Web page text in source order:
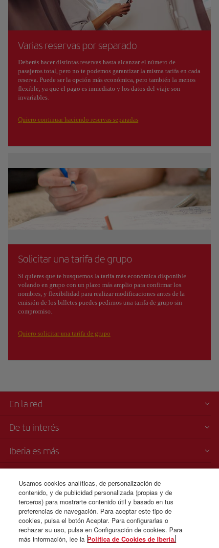
Varias reservas por separado
Deberás hacer distintas reservas hasta alcanzar el número de
pasajeros total, pero no te podemos garantizar la misma tarifa en cada
reserva. Puede ser la opción más económica, pero también la menos
flexible, ya que el pago es inmediato y los datos del viaje son
invariables.
Quiero continuar haciendo reservas separadas
Solicitar una tarifa de grupo
Si quieres que te busquemos la tarifa más económica disponible
volando en grupo con un plazo más amplio para confirmar los
nombres, y flexibilidad para realizar modificaciones antes de la
emisión de los billetes puedes pedirnos una tarifa de grupo sin
compromiso.
Quiero solicitar una tarifa de grupo
En la red
De tu interés
Iberia es más
Venta telefónica
+507 3 084 260
Lunes a domingo 00:00 - 24:00 horas ( español e inglés).
Usamos cookies analíticas, de personalización de
contenido, y de publicidad personalizada (propias y de
terceros) para mostrarte contenido útil y basado en tus
preferencias de navegación. Para aceptar este tipo de
cookies, pulsa el botón Aceptar. Para configurarlas o
rechazar su uso, pulsa en Configuración de cookies. Para
más información, lee la Política de Cookies de Iberia.